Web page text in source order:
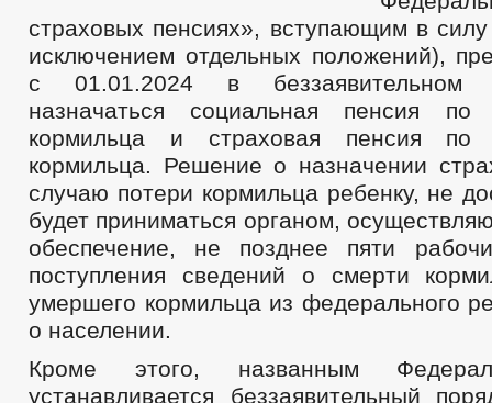
ЕДИНЫЙ ПОРТАЛ ГОСУДАРСТВЕННЫХ И
ПРИЕМ ГРАЖДАН
ОБРАЩЕНИЕ К ГЛАВЕ
ИНТЕРНЕТ
ОБЗОРЫ ОБРАЩЕНИЙ ГРАЖДАН
ФОРМА
РЕГЛАМЕНТ РАССМОТРЕНИЯ ОБРАЩЕНИЙ
страховых пенсиях», вступающим в
исключением отдельных положений),
с 01.01.2024 в беззаявительном
назначаться социальная пенсия
кормильца и страховая пенсия по
кормильца. Решение о назначении
случаю потери кормильца ребенку, не
будет приниматься органом,
обеспечение, не позднее пяти
поступления сведений о смерти
умершего кормильца из федерального
о населении.
Кроме этого, названным
устанавливается беззаявительный